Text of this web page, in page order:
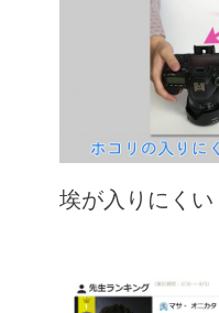
埃が入りにくい